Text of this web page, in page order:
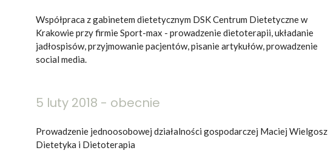
Współpraca z gabinetem dietetycznym DSK Centrum Dietetyczne w
Krakowie przy firmie Sport-max - prowadzenie dietoterapii, układanie
jadłospisów, przyjmowanie pacjentów, pisanie artykułów, prowadzenie
social media.
5 luty 2018 - obecnie
Prowadzenie jednoosobowej działalności gospodarczej Maciej Wielgosz
Dietetyka i Dietoterapia